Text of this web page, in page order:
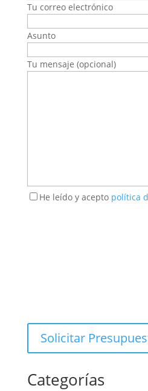
Tu correo electrónico
Asunto
Tu mensaje (opcional)
He leído y acepto política
Solicitar
Categorías